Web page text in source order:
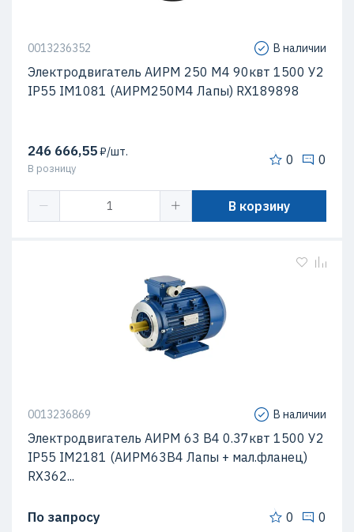
0013236352 В наличии
Электродвигатель АИРМ 250 М4 90квт 1500 У2
IP55 IM1081 (АИРМ250М4 Лапы) RX189898
246 666,55₽/шт.
В розницу
0 0
В корзину
0013236869 В наличии
Электродвигатель АИРМ 63 В4 0.37квт 1500 У2
IP55 IM2181 (АИРМ63В4 Лапы + мал.фланец)
RX362...
По запросу 0 0